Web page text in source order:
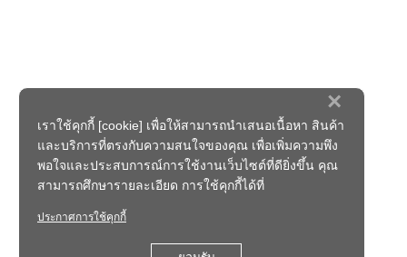
×
เราใช้คุกกี้ [cookie] เพื่อให้สามารถนำเสนอเนื้อหา สินค้า
และบริการที่ตรงกับความสนใจของคุณ เพื่อเพิ่มความพึง
พอใจและประสบการณ์การใช้งานเว็บไซต์ที่ดียิ่งขึ้น คุณ
สามารถศึกษารายละเอียด การใช้คุกกี้ได้ที่
ประกาศการใช้คุกกี้